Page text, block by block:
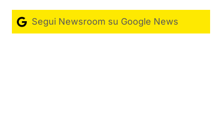
Segui Newsroom su Google News